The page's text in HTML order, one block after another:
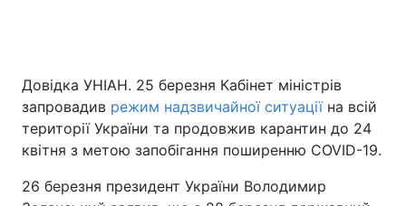
Довідка УНІАН. 25 березня Кабінет міністрів
запровадив режим надзвичайної ситуаціїна всій
території України та продовжив карантин до 24
квітня з метою запобігання поширенню COVID-19.
26 березня президент України Володимир